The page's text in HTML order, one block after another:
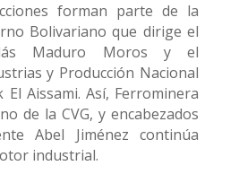
forman parte de la
Bolivariano que dirige el
Maduro Moros y el
y Producción Nacional
Aissami. Así, Ferrominera
de la CVG, y encabezados
Abel Jiménez continúa
industrial.